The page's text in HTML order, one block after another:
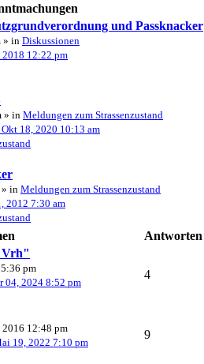
und Passknacker
» in Diskussionen
2018 12:22 pm
» in Meldungen zum Strassenzustand
Okt 18, 2020 10:13 am
in Meldungen zum Strassenzustand
2012 7:30 am
Antworten
Vrh"
pm
04, 2024 8:52 pm
4
12:48 pm
19, 2022 7:10 pm
9